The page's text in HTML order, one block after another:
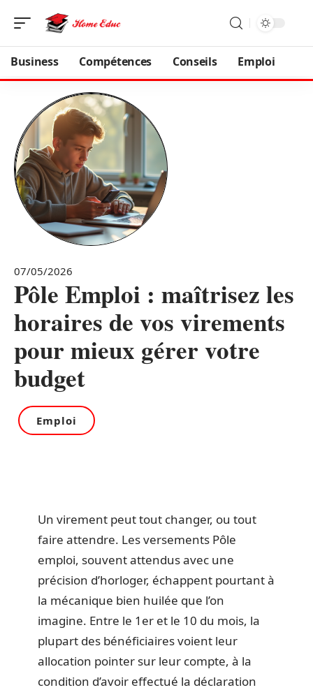
Business Compétences Conseils Emploi
07/05/2026
Pôle Emploi : maîtrisez les
horaires de vos virements
pour mieux gérer votre
budget
Emploi
Un virement peut tout changer, ou tout
faire attendre. Les versements Pôle
emploi, souvent attendus avec une
précision d’horloger, échappent pourtant à
la mécanique bien huilée que l’on
imagine. Entre le 1er et le 10 du mois, la
plupart des bénéficiaires voient leur
allocation pointer sur leur compte, à la
condition d’avoir effectué la déclaration